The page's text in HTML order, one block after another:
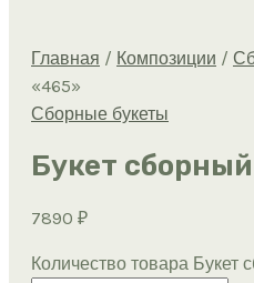
Главная / Композиции /
«465»
Сборные букеты
Букет
7890 ₽
Количество товара Букет